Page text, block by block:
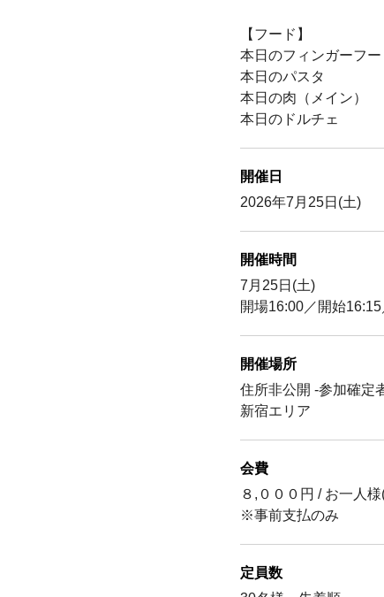
【フード】
本日のフィンガーフ
本日のパスタ
本日の肉（メイン）
本日のドルチェ
開催日
2026年7月25日(土)
開催時間
7月25日(土)
開場16:00／開始
開催場所
住所非公開 ‐参加確定
新宿エリア
会費
８,０００円 / お一人
※事前支払のみ
定員数